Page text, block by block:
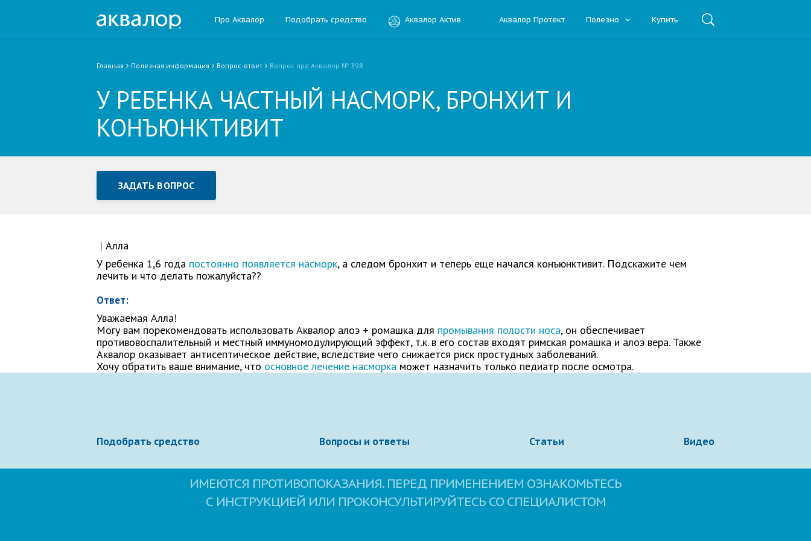
Про Аквалор Подобрать средство Аквалор Актив Аквалор Протект Полезно Купить
Главная Полезная информация Вопрос-ответ Вопрос про Аквалор № 398
У РЕБЕНКА ЧАСТНЫЙ НАСМОРК, БРОНХИТ И
КОНЪЮНКТИВИТ
ЗАДАТЬ ВОПРОС
Как Вас зовут
Ваше сообщение
Отправляя вопрос, я принимаюпользовательское соглашение сайта.
| Алла
У ребенка 1,6 года постоянно появляется насморк, а следом бронхит и теперь еще начался конъюнктивит. Подскажите чем
лечить и что делать пожалуйста??
Ответ:
Уважаемая Алла!
Могу вам порекомендовать использовать Аквалор алоэ + ромашка для промывания полости носа, он обеспечивает
противовоспалительный и местный иммуномодулирующий эффект, т.к. в его состав входят римская ромашка и алоэ вера. Также
Аквалор оказывает антисептическое действие, вследствие чего снижается риск простудных заболеваний.
Хочу обратить ваше внимание, что основное лечение насморка может назначить только педиатр после осмотра.
Подобрать средство Вопросы и ответы Статьи Видео
ИМЕЮТСЯ ПРОТИВОПОКАЗАНИЯ. ПЕРЕД ПРИМЕНЕНИЕМ ОЗНАКОМЬТЕСЬ
С ИНСТРУКЦИЕЙ ИЛИ ПРОКОНСУЛЬТИРУЙТЕСЬ СО СПЕЦИАЛИСТОМ